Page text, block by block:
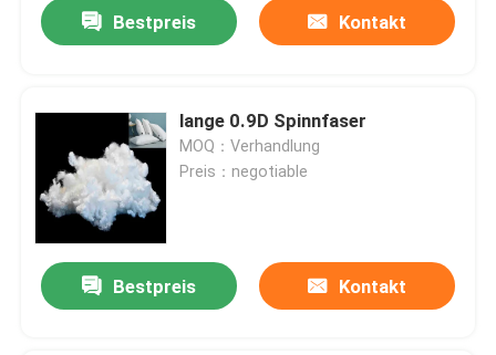
Bestpreis Kontakt
lange 0.9D Spinnfaser
MOQ：Verhandlung
Preis：negotiable
Bestpreis Kontakt